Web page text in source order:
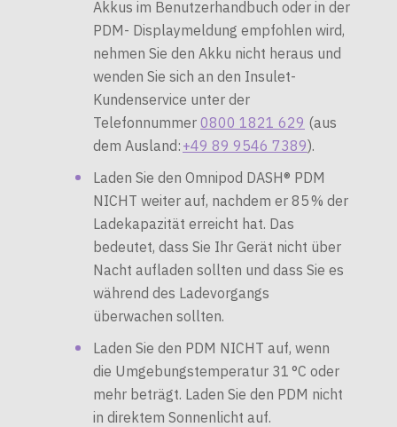
Akkus im Benutzerhandbuch oder in der
PDM- Displaymeldung empfohlen wird,
nehmen Sie den Akku nicht heraus und
wenden Sie sich an den Insulet-
Kundenservice unter der
Telefonnummer 0800 1821 629 (aus
dem Ausland: +49 89 9546 7389).
Laden Sie den Omnipod DASH® PDM
NICHT weiter auf, nachdem er 85 % der
Ladekapazität erreicht hat. Das
bedeutet, dass Sie Ihr Gerät nicht über
Nacht aufladen sollten und dass Sie es
während des Ladevorgangs
überwachen sollten.
Laden Sie den PDM NICHT auf, wenn
die Umgebungstemperatur 31 °C oder
mehr beträgt. Laden Sie den PDM nicht
in direktem Sonnenlicht auf.